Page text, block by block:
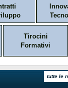
Tirocini
Formativi
tutte le